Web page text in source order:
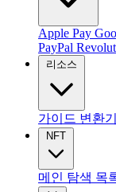
Apple Pay
PayPal Revolut
리소스
가이드 변환기
NFT
메인 탐색 목